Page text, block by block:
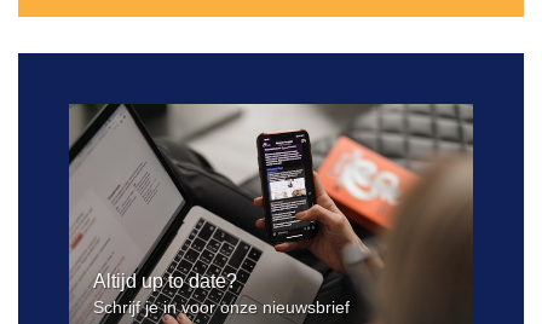
Altijd up to date?
Schrijf je in voor onze nieuwsbrief